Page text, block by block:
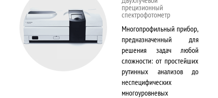
прецизионный
спектрофотометр
Многопрофильный прибор,
предназначенный для
решения задач любой
сложности: от простейших
рутинных анализов до
неспецифических
многоуровневых